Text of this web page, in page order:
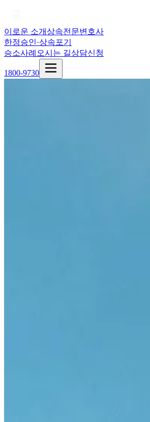
이로운 소개상속전문변호사
한정승인·상속포기
승소사례 오시는 길상담신청
1800-9730